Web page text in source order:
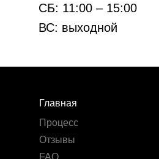
СБ: 11:00 – 15:00
ВС: выходной
Главная
Процесс
Отзывы
FAQ